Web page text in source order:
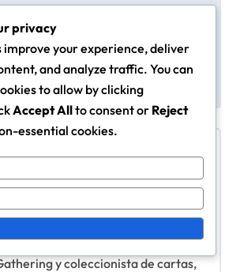
The Ga
de fo
de per
te
e Magic: The Gatherin
g: Diferentes Formato
s, Efectividad, Opinion
es de Jugadores
Maren Caldwell
es una entusiasta apasionada de
y coleccionista de cartas,
privacy
improve your experience, deliver
and analyze traffic. You can
to allow by clicking
Accept Allto consent or Reject
essential cookies.